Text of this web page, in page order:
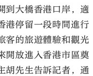
到大橋香港口岸，適
港停留一段時間進行
客的旅遊體驗和觀光
開放進入香港市區奠
胡先生告訴記者，通